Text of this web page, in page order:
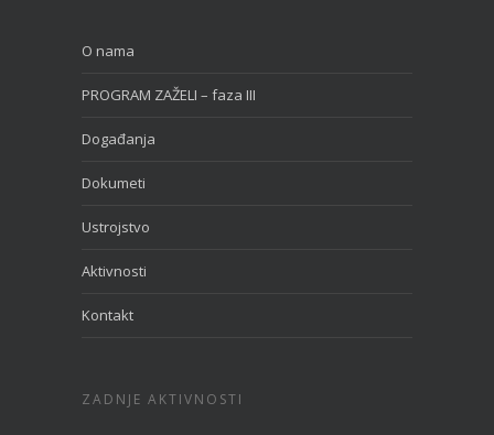
O nama
PROGRAM ZAŽELI – faza III
Događanja
Dokumeti
Ustrojstvo
Aktivnosti
Kontakt
ZADNJE AKTIVNOSTI